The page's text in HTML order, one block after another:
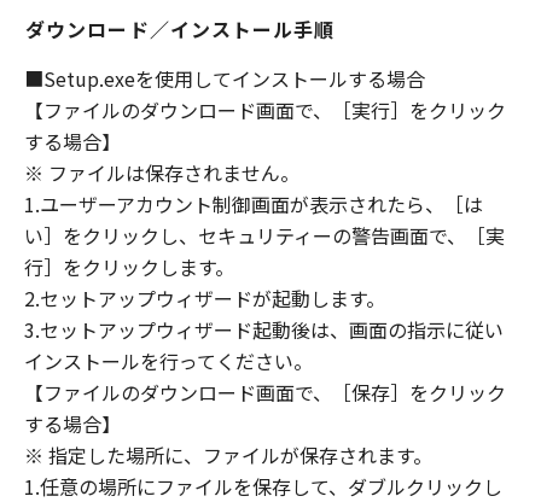
AFFILIATES, THEIR DISTRIBUTORS, DEALERS
OR CANON'S LICENSORS HAVE BEEN ADVISED
OF THE POSSIBILITY OF SUCH DAMAGES.
SOME STATES OR LEGAL JURISDICTIONS DO
NOT ALLOW THE LIMITATION OR EXCLUSION
OF LIABILITY FOR INCIDENTAL OR
CONSEQUENTIAL DAMAGES, OR PERSONAL
INJURY OR DEATH RESULTING FROM
NEGLIGENCE ON THE PART OF THE SELLER,
SO THE ABOVE LIMITATION OR EXCLUSION
MAY NOT APPLY TO YOU.
[RELEASE OF LIABILITY] TO THE FULL
EXTENT PERMITTED BY APPLICABLE LAW,
YOU HEREBY RELEASE CANON, CANON'S
SUBSIDIARIES AND AFFILIATES, THEIR
DISTRIBUTORS, DEALERS AND CANON'S
LICENSORS FROM ANY AND ALL LIABILITY
ダウンロード／インストール手順
■Setup.exeを使用してインストールする場合
【ファイルのダウンロード画面で、［実行］をクリック
する場合】
※ ファイルは保存されません。
1.ユーザーアカウント制御画面が表示されたら、［は
い］をクリックし、セキュリティーの警告画面で、［実
行］をクリックします。
2.セットアップウィザードが起動します。
3.セットアップウィザード起動後は、画面の指示に従い
インストールを行ってください。
【ファイルのダウンロード画面で、［保存］をクリック
する場合】
※ 指定した場所に、ファイルが保存されます。
1.任意の場所にファイルを保存して、ダブルクリックし